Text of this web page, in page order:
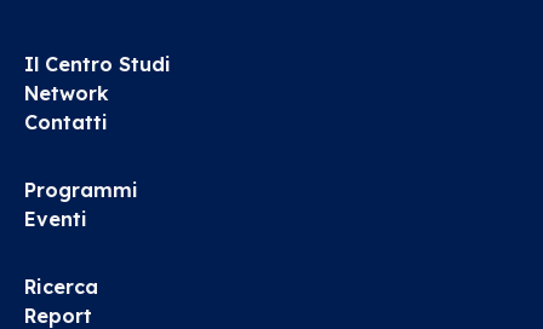
Il Centro Studi
Network
Contatti
Programmi
Eventi
Ricerca
Report